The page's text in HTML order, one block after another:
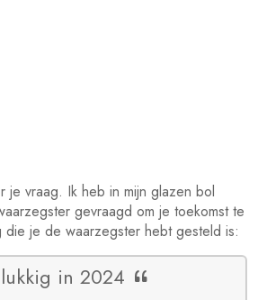
je vraag. Ik heb in mijn glazen bol
gevraagd om je toekomst te
je de waarzegster hebt gesteld is:
in 2024